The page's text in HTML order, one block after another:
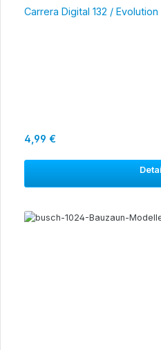
Carrera Digital 132 /
Regulärer Preis:
4,99 €